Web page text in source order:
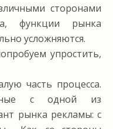
сторонами
функции рынка
усложняются.
упростить,
часть процесса.
с одной из
рынка рекламы: c